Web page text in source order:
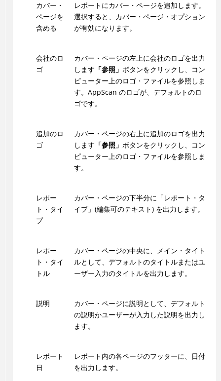
カバー・
ページを
含める
レポートにカバー・ページを追加します。
選択すると、カバー・ページ・オプション
が有効になります。
会社のロ
ゴ
カバー・ページの左上に会社のロゴを出力
します 「参照」 ボタンをクリックし、コン
ピューター上のロゴ・ファイルを参照しま
す。AppScan のロゴが、デフォルトのロ
ゴです。
追加のロ
ゴ
カバー・ページの右上に追加のロゴを出力
します 「参照」 ボタンをクリックし、コン
ピューター上のロゴ・ファイルを参照しま
す。
レポー
ト・タイ
プ
カバー・ページの下半分に「レポート・タ
イプ」(編集可のテキスト) を出力します。
レポー
ト・タイ
トル
カバー・ページの中央に、メイン・タイト
ルとして、デフォルトのタイトルまたはユ
ーザー入力のタイトルを出力します。
説明
カバー・ページに説明として、デフォルト
の説明かユーザーが入力した説明を出力し
ます。
レポート
日
レポート内の各ページのフッターに、日付
を出力します。